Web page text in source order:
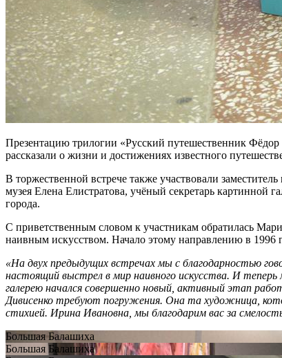
Презентацию трилогии «Русский путешественник
рассказали о жизни и достижениях известного
В торжественной встрече также участвовали
музея Елена Елистратова, учёный секретарь картинной
города.
С приветственным словом к участникам обратилась
наивным искусством. Начало этому направлению в 1996
«На двух предыдущих встречах мы с благодарностью
настоящий выстрел в мир наивного искусства. И
галерею начался совершенно новый, активный этап
Дивисенко требуют погружения. Она та художница,
стихией. Ирина Ивановна, мы благодарим вас за
Большая Балашиха
Большая Балашиха